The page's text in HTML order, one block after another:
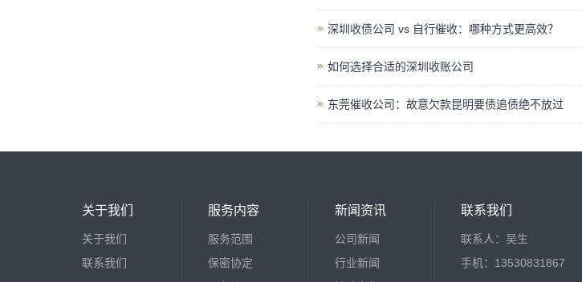
深圳收债公司 vs 自行催收：哪种方式更高效？
如何选择合适的深圳收账公司
东莞催收公司：故意欠款昆明要债追债绝不放过
关于我们
关于我们
联系我们
服务内容
服务范围
保密协定
新闻资讯
公司新闻
行业新闻
联系我们
联系人：吴生
手机：13530831867